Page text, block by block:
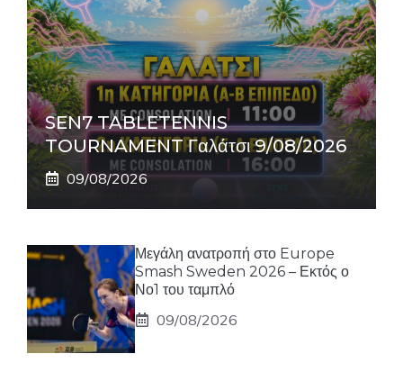
SEN7 TABLETENNIS
TOURNAMENT Γαλάτσι 9/08/2026
09/08/2026
Μεγάλη ανατροπή στο Europe
Smash Sweden 2026 – Εκτός ο
Νο1 του ταμπλό
09/08/2026